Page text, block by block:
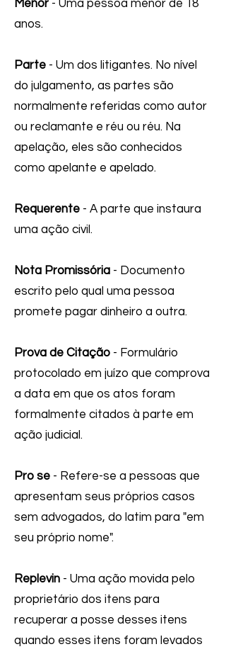
Menor - Uma pessoa menor de 18
anos.
Parte - Um dos litigantes. No nível
do julgamento, as partes são
normalmente referidas como autor
ou reclamante e réu ou réu. Na
apelação, eles são conhecidos
como apelante e apelado.
Requerente - A parte que instaura
uma ação civil.
Nota Promissória - Documento
escrito pelo qual uma pessoa
promete pagar dinheiro a outra.
Prova de Citação - Formulário
protocolado em juízo que comprova
a data em que os atos foram
formalmente citados à parte em
ação judicial.
Pro se - Refere-se a pessoas que
apresentam seus próprios casos
sem advogados, do latim para "em
seu próprio nome".
Replevin - Uma ação movida pelo
proprietário dos itens para
recuperar a posse desses itens
quando esses itens foram levados